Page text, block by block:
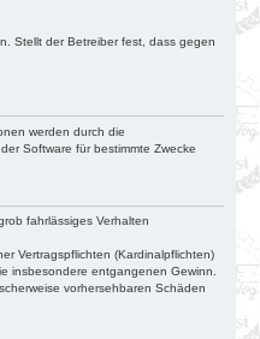
Stellt der Betreiber fest, dass gegen
werden durch die
Software für bestimmte Zwecke
fahrlässiges Verhalten
Vertragspflichten (Kardinalpflichten)
insbesondere entgangenen Gewinn.
vorhersehbaren Schäden